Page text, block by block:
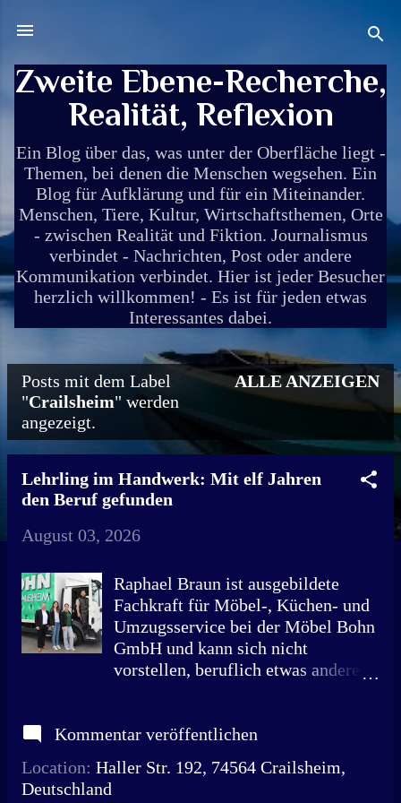
Zweite Ebene-Recherche,
Realität, Reflexion
Ein Blog über das, was unter der Oberfläche liegt -
Themen, bei denen die Menschen wegsehen. Ein
Blog für Aufklärung und für ein Miteinander.
Menschen, Tiere, Kultur, Wirtschaftsthemen, Orte
- zwischen Realität und Fiktion. Journalismus
verbindet - Nachrichten, Post oder andere
Kommunikation verbindet. Hier ist jeder Besucher
herzlich willkommen! - Es ist für jeden etwas
Interessantes dabei.
P
s
Posts mit dem Label
"Crailsheim" werden
angezeigt.
ALLE ANZEIGEN
Lehrling im Handwerk: Mit elf Jahren
den Beruf gefunden
August 03, 2026
Raphael Braun ist ausgebildete
Fachkraft für Möbel-, Küchen- und
Umzugsservice bei der Möbel Bohn
GmbH und kann sich nicht
vorstellen, beruflich etwas anderes
startet er morgens mit dem
sorgt dafür, dass sich Kunden in
Kommentar veröffentlichen
Location: Haller Str. 192, 74564 Crailsheim,
Deutschland